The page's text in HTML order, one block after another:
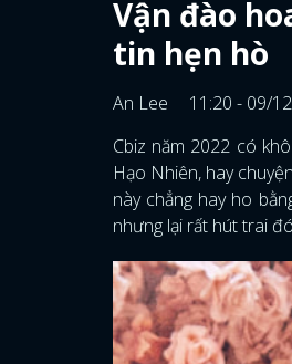
Vận đào
tin hẹn hò
An Lee
11:20 - 09/
Cbiz năm 2022 có
Hạo Nhiên, hay
này chẳng hay ho
nhưng lại rất hút trai